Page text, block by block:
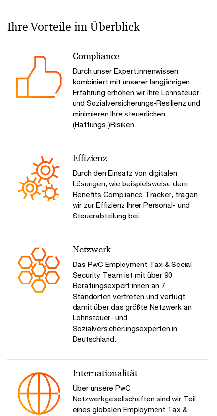
Ihre Vorteile im Überblick
Compliance
Durch unser Expert:innenwissen
kombiniert mit unserer langjährigen
Erfahrung erhöhen wir Ihre Lohnsteuer-
und Sozialversicherungs-Resilienz und
minimieren Ihre steuerlichen
(Haftungs-)Risiken.
Effizienz
Durch den Einsatz von digitalen
Lösungen, wie beispielsweise dem
Benefits Compliance Tracker, tragen
wir zur Effizienz Ihrer Personal- und
Steuerabteilung bei.
Netzwerk
Das PwC Employment Tax & Social
Security Team ist mit über 90
Beratungsexpert:innen an 7
Standorten vertreten und verfügt
damit über das größte Netzwerk an
Lohnsteuer- und
Sozialversicherungsexperten in
Deutschland.
Internationalität
Über unsere PwC
Netzwerkgesellschaften sind wir Teil
eines globalen Employment Tax &